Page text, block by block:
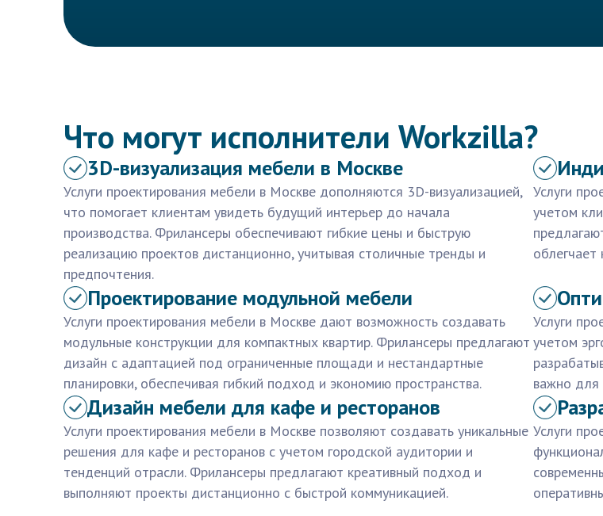
Что могут исполнители Workzilla?
3D-визуализация мебели в Москве
Услуги проектирования мебели в Москве дополняются 3D-визуализацией,
что помогает клиентам увидеть будущий интерьер до начала
производства. Фрилансеры обеспечивают гибкие цены и быструю
реализацию проектов дистанционно, учитывая столичные тренды и
предпочтения.
Услуги
учетом
облегчает
Проектирование модульной мебели
Услуги проектирования мебели в Москве дают возможность создавать
модульные конструкции для компактных квартир. Фрилансеры предлагают
дизайн с адаптацией под ограниченные площади и нестандартные
планировки, обеспечивая гибкий подход и экономию пространства.
Услуги
учетом
важно для
Дизайн мебели для кафе и ресторанов
Услуги проектирования мебели в Москве позволяют создавать уникальные
решения для кафе и ресторанов с учетом городской аудитории и
тенденций отрасли. Фрилансеры предлагают креативный подход и
выполняют проекты дистанционно с быстрой коммуникацией.
Услуги